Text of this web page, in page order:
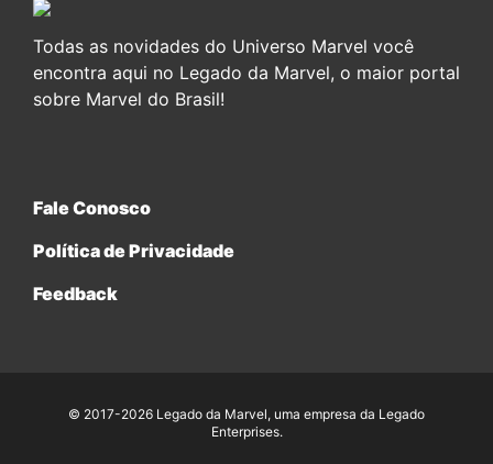
Todas as novidades do Universo Marvel você
encontra aqui no Legado da Marvel, o maior portal
sobre Marvel do Brasil!
Fale Conosco
Política de Privacidade
Feedback
© 2017-2026 Legado da Marvel, uma empresa da Legado
Enterprises.